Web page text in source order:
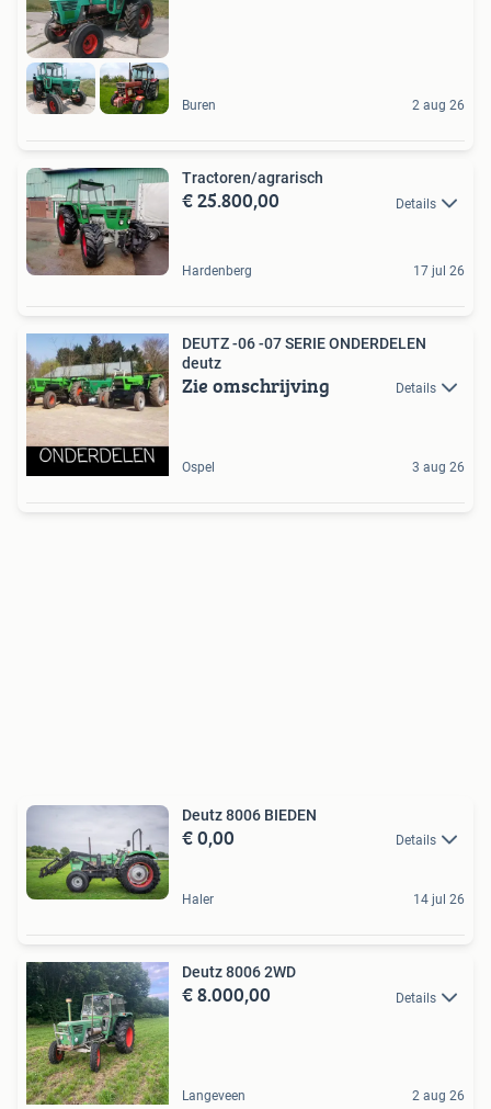
Buren 2 aug 26
Tractoren/agrarisch
€ 25.800,00 Details
Hardenberg 17 jul 26
DEUTZ -06 -07 SERIE ONDERDELEN
deutz
Zie omschrijving Details
Ospel 3 aug 26
Deutz 8006 BIEDEN
€ 0,00 Details
Haler 14 jul 26
Deutz 8006 2WD
€ 8.000,00 Details
Langeveen 2 aug 26